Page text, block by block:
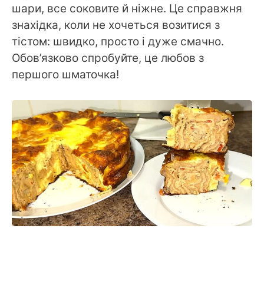
шари, все соковите й ніжне. Це справжня
знахідка, коли не хочеться возитися з
тістом: швидко, просто і дуже смачно.
Обов’язково спробуйте, це любов з
першого шматочка!